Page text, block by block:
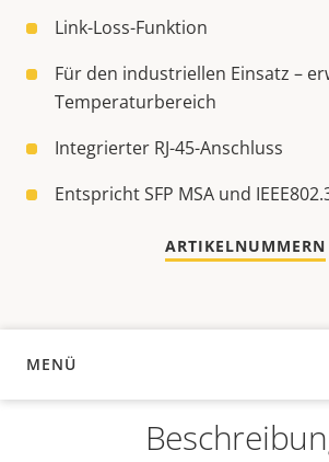
Link-Loss-Funktion
Für den industriellen Einsatz –
Temperaturbereich
Integrierter RJ-45-Anschluss
Entspricht SFP MSA und
ARTIKELNUMMERN
MENÜ
ÜBERSICHT